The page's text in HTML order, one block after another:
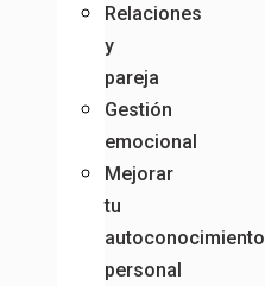
Relaciones
y
pareja
Gestión
emocional
Mejorar
tu
autoconocimiento
personal